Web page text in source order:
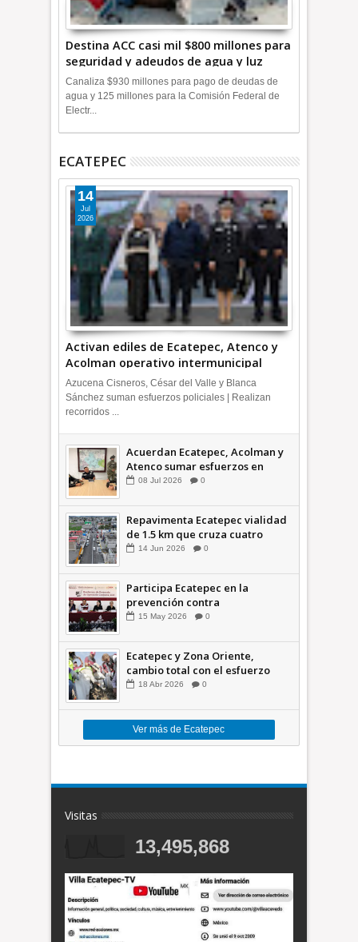
Destina ACC casi mil $800 millones para
seguridad y adeudos de agua y luz
+Video
Canaliza $930 millones para pago de deudas de
agua y 125 millones para la Comisión Federal de
Electr...
ECATEPEC
Activan ediles de Ecatepec, Atenco y
Acolman operativo intermunicipal
14
Jul
2026
Azucena Cisneros, César del Valle y Blanca
Sánchez suman esfuerzos policiales | Realizan
recorridos ...
Acuerdan Ecatepec, Acolman y
Atenco sumar esfuerzos en
seguridad
08 Jul 2026 0
Repavimenta Ecatepec vialidad
de 1.5 km que cruza cuatro
comunidades +Video
14 Jun 2026 0
Participa Ecatepec en la
prevención contra
inundaciones en el Valle de
15 May 2026 0
Ecatepec y Zona Oriente,
cambio total con el esfuerzo
conjunto: Azucena; retiran 21
18 Abr 2026 0
Ver más de Ecatepec
Visitas
13,495,868